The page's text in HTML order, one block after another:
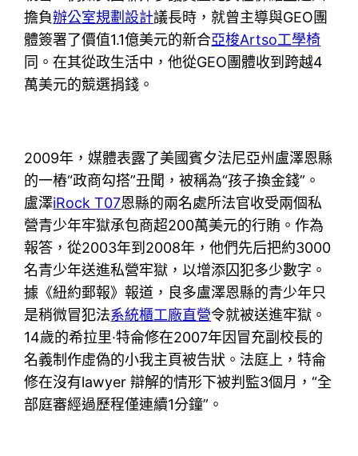
擔負辦公室規劃設計議長時，就曾主導與GEO團
體簽署了價值1.1億美元的新合亞梭Artso工學椅
同。在其從政生活中，他從GEO團體收到跨越4
萬美元的競選捐錢。
2009年，媒體表露了美國賓夕法尼亞州盧澤恩縣
的一樁“政商勾搭”丑聞，被稱為“孩子換金錢”。
盧澤iRock T07恩縣的兩名處所法官收受兩個私
營青少年牢獄承包商超200萬美元的行賄。作為
報答，從2003年到2008年，他們先后把約3000
名青少年送進私營牢獄，以增添囚犯多少數字。
據《紐約郵報》報道，良多盧澤恩縣的青少年只
是稍微冒犯法系統櫃工廠直營令就被送進牢獄。
14歲的希拉里·特侖修在2007年因冒充副校長的
名義制作虛偽的小我主頁被告狀。法庭上，特侖
修在沒有lawyer 辯解的情形下被判監3個月，“全
部庭審經過歷程僅連續1分鐘”。